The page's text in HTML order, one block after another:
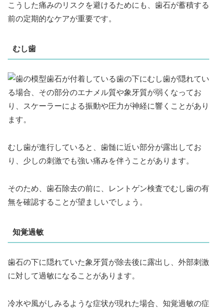
こうした痛みのリスクを避けるためにも、歯石が蓄積する
前の定期的なケアが重要です。
むし歯
歯石が付着している歯の下にむし歯が隠れてい
る場合、その部分のエナメル質や象牙質が弱くなってお
り、スケーラーによる振動や圧力が神経に響くことがあり
ます。
むし歯が進行していると、歯髄に近い部分が露出してお
り、少しの刺激でも強い痛みを伴うことがあります。
そのため、歯石除去の前に、レントゲン検査でむし歯の有
無を確認することが望ましいでしょう。
知覚過敏
歯石の下に隠れていた象牙質が除去後に露出し、外部刺激
に対して過敏になることがあります。
冷水や風がしみるような症状が現れた場合、知覚過敏の症